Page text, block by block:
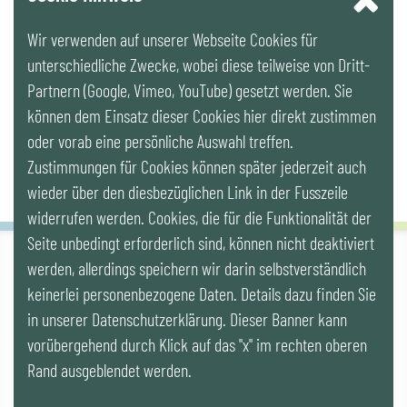
LinkedIn
Newsletter
IG LEBENSZYKLUS BAU
Wipplingerstr. 10/Top 9, Stoß im Himmel, A-1010 Wien
office@ig-lebenszyklus.at
Kontakt
Videos |Veranstaltungen
Wir verwenden auf unserer Webseite Cookies für
unterschiedliche Zwecke, wobei diese teilweise von Dritt-
Partnern (Google, Vimeo, YouTube) gesetzt werden. Sie
können dem Einsatz dieser Cookies hier direkt zustimmen
oder vorab eine persönliche Auswahl treffen.
Zustimmungen für Cookies können später jederzeit auch
wieder über den diesbezüglichen Link in der Fusszeile
widerrufen werden. Cookies, die für die Funktionalität der
Seite unbedingt erforderlich sind, können nicht deaktiviert
werden, allerdings speichern wir darin selbstverständlich
keinerlei personenbezogene Daten. Details dazu finden Sie
in unserer Datenschutzerklärung. Dieser Banner kann
vorübergehend durch Klick auf das "x" im rechten oberen
Rand ausgeblendet werden.